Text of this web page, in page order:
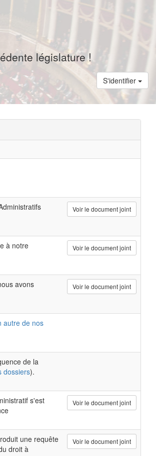
législature !
S'identifier
Voir le document joint
à notre
Voir le document joint
avons
Voir le document joint
autre de nos
de la
dossiers).
s'est
Voir le document joint
une requête
droit à
Voir le document joint